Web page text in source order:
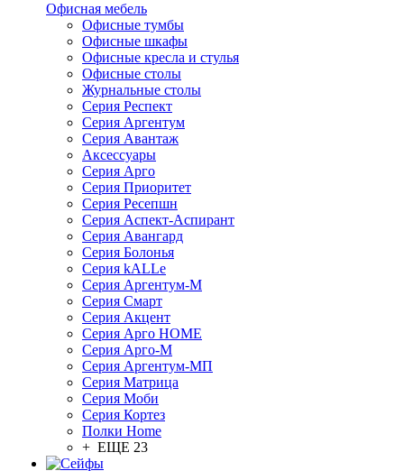
Офисная мебель
Офисные тумбы
Офисные шкафы
Офисные кресла и стулья
Офисные столы
Журнальные столы
Серия Респект
Серия Аргентум
Серия Авантаж
Аксессуары
Серия Арго
Серия Приоритет
Серия Ресепшн
Серия Аспект-Аспирант
Серия Авангард
Серия Болонья
Серия kALLe
Серия Аргентум-М
Серия Смарт
Серия Акцент
Серия Арго HOME
Серия Арго-М
Серия Аргентум-МП
Серия Матрица
Серия Моби
Серия Кортез
Полки Home
+ ЕЩЕ 23